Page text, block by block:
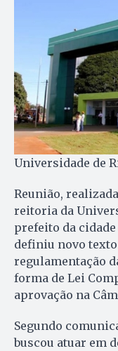
Universidade de
Reunião,
reitoria da
prefeito da cidade
definiu novo
regulamentação
forma de Lei
aprovação na
Segundo
buscou atuar em